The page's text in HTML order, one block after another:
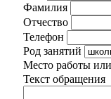
Фамилия
Отчество
Телефон
Род занятий
Место работы
Текст обращения